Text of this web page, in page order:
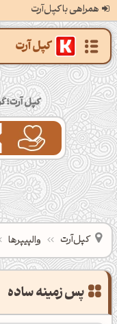
همراهی با کپل‌آرت
کپل‌آرت والپیپرها